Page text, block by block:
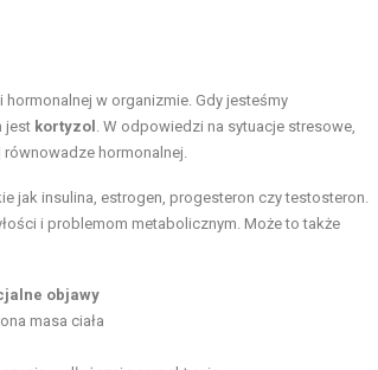
w organizmie. Gdy jesteśmy
jest kortyzol . W odpowiedzi na sytuacje stresowe,
równowadze hormonalnej.
jak insulina, estrogen, progesteron czy testosteron.
i problemom metabolicznym. Może to także
objawy
masa ciała